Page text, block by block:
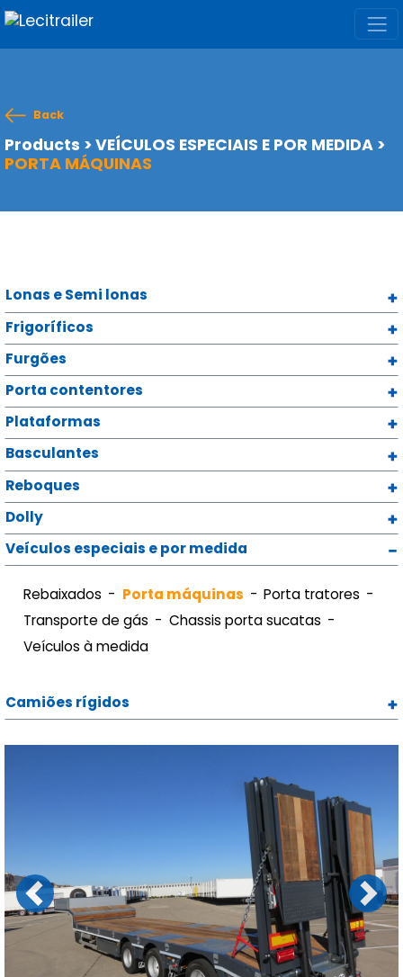
Back
Products > VEÍCULOS ESPECIAIS E POR MEDIDA >
PORTA MÁQUINAS
Lonas e Semi lonas
Frigoríficos
Furgões
Porta contentores
Plataformas
Basculantes
Reboques
Dolly
Veículos especiais e por medida
Rebaixados Porta máquinas
Porta tratores
Transporte de gás
Chassis porta sucatas
Veículos à medida
Camiões rígidos
Previous Next